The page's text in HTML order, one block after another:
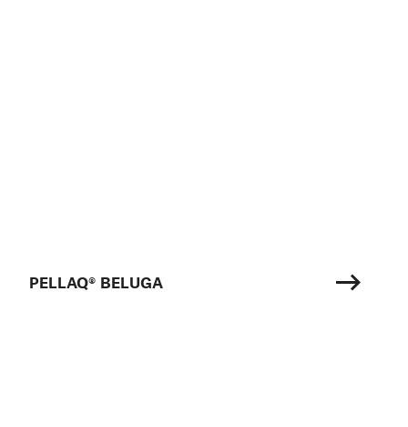
PELLAQ® BELUGA